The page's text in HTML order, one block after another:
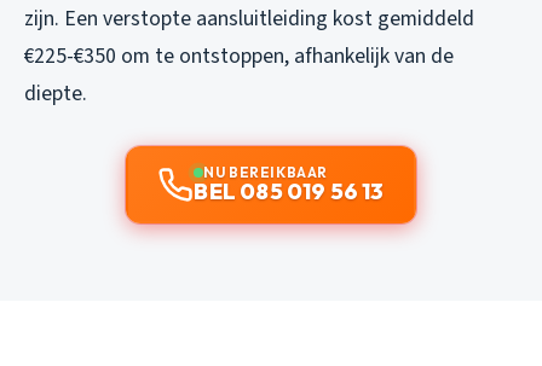
zijn. Een verstopte aansluitleiding kost gemiddeld
€225-€350 om te ontstoppen, afhankelijk van de
diepte.
NU BEREIKBAAR
BEL 085 019 56 13